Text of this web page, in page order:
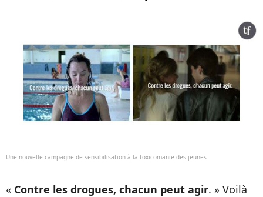
Une nouvelle campagne de sensibilisation à la toxicomanie des jeunes
« Contre les drogues, chacun peut agir. » Voilà